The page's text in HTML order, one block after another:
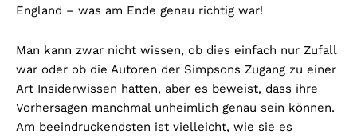
England – was am Ende genau richtig war!
Man kann zwar nicht wissen, ob dies einfach nur Zufall
war oder ob die Autoren der Simpsons Zugang zu einer
Art Insiderwissen hatten, aber es beweist, dass ihre
Vorhersagen manchmal unheimlich genau sein können.
Am beeindruckendsten ist vielleicht, wie sie es